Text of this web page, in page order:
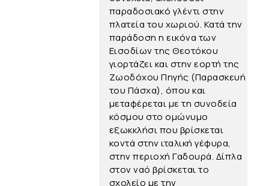
παραδοσιακό γλέντι στην
πλατεία του χωριού. Κατά την
παράδοση η εικόνα των
Εισοδίων της Θεοτόκου
γιορτάζει και στην εορτή της
Ζωοδόχου Πηγής (Παρασκευή
του Πάσχα), όπου και
μεταφέρεται με τη συνοδεία
κόσμου στο ομώνυμο
εξωκκλήσι που βρίσκεται
κοντά στην ιταλική γέφυρα,
στην περιοχή Γαδουρά. Δίπλα
στον ναό βρίσκεται το
σχολείο με την